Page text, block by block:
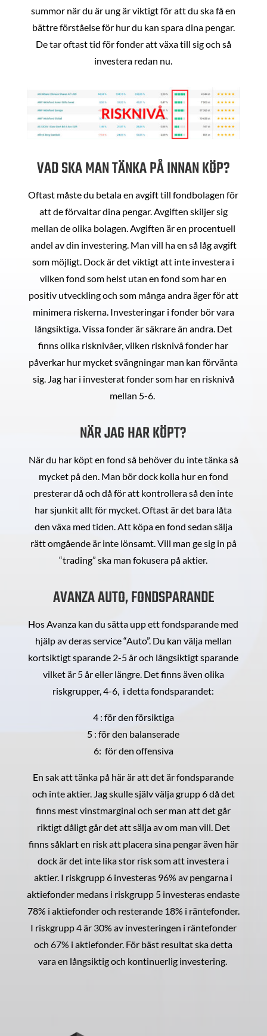
summor när du är ung är viktigt för att du ska få en
bättre förståelse för hur du kan spara dina pengar.
De tar oftast tid för fonder att växa till sig och så
investera redan nu.
VAD SKA MAN TÄNKA PÅ INNAN KÖP?
Oftast måste du betala en avgift till fondbolagen för
att de förvaltar dina pengar. Avgiften skiljer sig
mellan de olika bolagen. Avgiften är en procentuell
andel av din investering. Man vill ha en så låg avgift
som möjligt. Dock är det viktigt att inte investera i
vilken fond som helst utan en fond som har en
positiv utveckling och som många andra äger för att
minimera riskerna. Investeringar i fonder bör vara
långsiktiga. Vissa fonder är säkrare än andra. Det
finns olika risknivåer, vilken risknivå fonder har
påverkar hur mycket svängningar man kan förvänta
sig. Jag har i investerat fonder som har en risknivå
mellan 5-6.
NÄR JAG HAR KÖPT?
När du har köpt en fond så behöver du inte tänka så
mycket på den. Man bör dock kolla hur en fond
presterar då och då för att kontrollera så den inte
har sjunkit allt för mycket. Oftast är det bara låta
den växa med tiden. Att köpa en fond sedan sälja
rätt omgående är inte lönsamt. Vill man ge sig in på
“trading” ska man fokusera på aktier.
AVANZA AUTO, FONDSPARANDE
Hos Avanza kan du sätta upp ett fondsparande med
hjälp av deras service “Auto”. Du kan välja mellan
kortsiktigt sparande 2-5 år och långsiktigt sparande
vilket är 5 år eller längre. Det finns även olika
riskgrupper, 4-6, i detta fondsparandet:
4 : för den försiktiga
5 : för den balanserade
6: för den offensiva
En sak att tänka på här är att det är fondsparande
och inte aktier. Jag skulle själv välja grupp 6 då det
finns mest vinstmarginal och ser man att det går
riktigt dåligt går det att sälja av om man vill. Det
finns såklart en risk att placera sina pengar även här
dock är det inte lika stor risk som att investera i
aktier. I riskgrupp 6 investeras 96% av pengarna i
aktiefonder medans i riskgrupp 5 investeras endaste
78% i aktiefonder och resterande 18% i räntefonder.
I riskgrupp 4 är 30% av investeringen i räntefonder
och 67% i aktiefonder. För bäst resultat ska detta
vara en långsiktig och kontinuerlig investering.